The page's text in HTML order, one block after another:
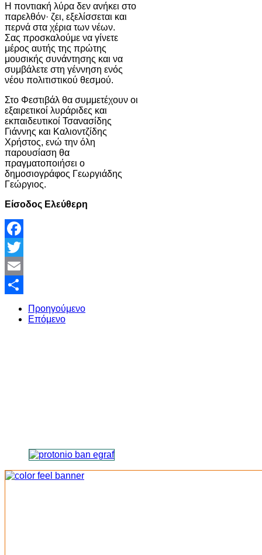
Η ποντιακή λύρα δεν ανήκει στο
παρελθόν· ζει, εξελίσσεται και
περνά στα χέρια των νέων.
Σας προσκαλούμε να γίνετε
μέρος αυτής της πρώτης
μουσικής συνάντησης και να
συμβάλετε στη γέννηση ενός
νέου πολιτιστικού θεσμού.
Στο Φεστιβάλ θα συμμετέχουν οι
εξαιρετικοί λυράριδες και
εκπαιδευτικοί Τσανασίδης
Γιάννης και Καλιοντζίδης
Χρήστος, ενώ την όλη
παρουσίαση θα
πραγματοποιήσει ο
δημοσιογράφος Γεωργιάδης
Γεώργιος.
Είσοδος Ελεύθερη
Facebook
Twitter
Email
Share
Προηγούμενο
Επόμενο